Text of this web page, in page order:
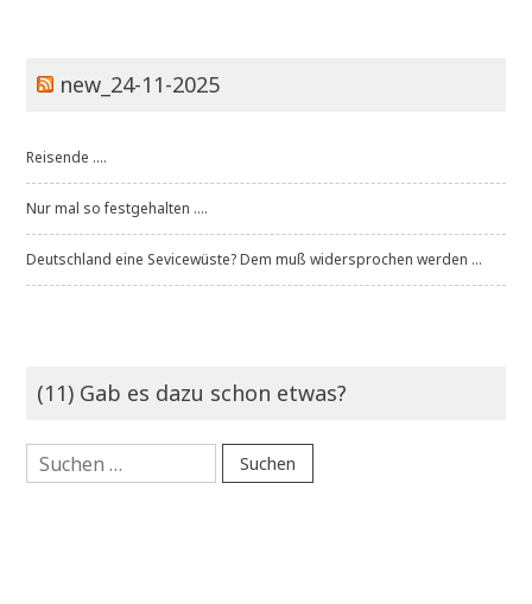
new_24-11-2025
Reisende ....
Nur mal so festgehalten ....
Deutschland eine Sevicewüste? Dem muß widersprochen werden ...
(11) Gab es dazu schon etwas?
Suchen
nach: